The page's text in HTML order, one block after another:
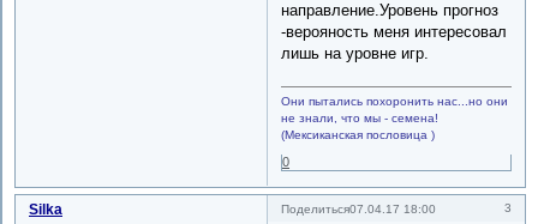
направление.Уровень прогноз
-верояность меня интересовал
лишь на уровне игр.
Они пытались похоронить нас...но они
не знали, что мы - семена!
(Мексиканская пословица )
0
Поделиться 3
07.04.17 18:00
Silka